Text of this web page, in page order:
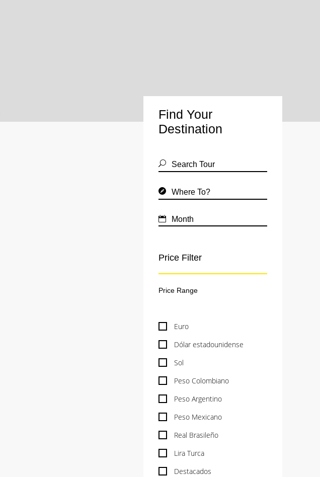
Find Your
Destination
Price Filter
Euro
Dólar estadounidense
Sol
Peso Colombiano
Peso Argentino
Peso Mexicano
Real Brasileño
Lira Turca
Destacados